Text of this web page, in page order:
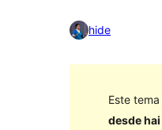
hide
Este tema
desde